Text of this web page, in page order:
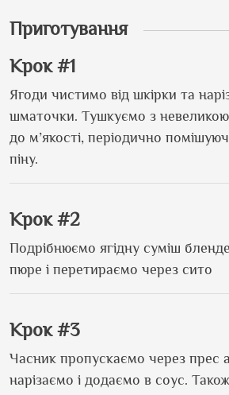
Приготування
Крок #1
Ягоди чистимо від шкірки та
шматочки. Тушкуємо з невеликою
до м’якості, періодично
піну.
Крок #2
Подрібнюємо ягідну суміш
пюре і перетираємо через сито
Крок #3
Часник пропускаємо через прес
нарізаємо і додаємо в соус.